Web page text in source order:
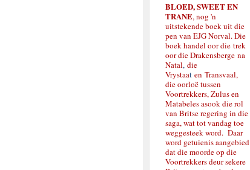
BLOED, SWEET EN
TRANE, nog 'n
uitstekende boek uit die
pen van EJG Norval. Die
boek handel oor die trek
oor die Drakensberge na
Natal, die
Vrystaat en Transvaal,
die oorloë tussen
Voortrekkers, Zulus en
Matabeles asook die rol
van Britse regering in die
saga, wat tot vandag toe
weggesteek word. Daar
word getuienis aangebied
dat die moorde op die
Voortrekkers deur sekere